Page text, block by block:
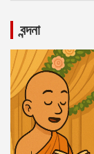
বন্দনা